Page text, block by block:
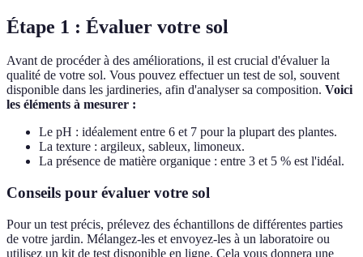
Étape 1 : Évaluer votre sol
Avant de procéder à des améliorations, il est crucial d'évaluer la
qualité de votre sol. Vous pouvez effectuer un test de sol, souvent
disponible dans les jardineries, afin d'analyser sa composition. Voici
les éléments à mesurer :
Le pH : idéalement entre 6 et 7 pour la plupart des plantes.
La texture : argileux, sableux, limoneux.
La présence de matière organique : entre 3 et 5 % est l'idéal.
Conseils pour évaluer votre sol
Pour un test précis, prélevez des échantillons de différentes parties
de votre jardin. Mélangez-les et envoyez-les à un laboratoire ou
utilisez un kit de test disponible en ligne. Cela vous donnera une